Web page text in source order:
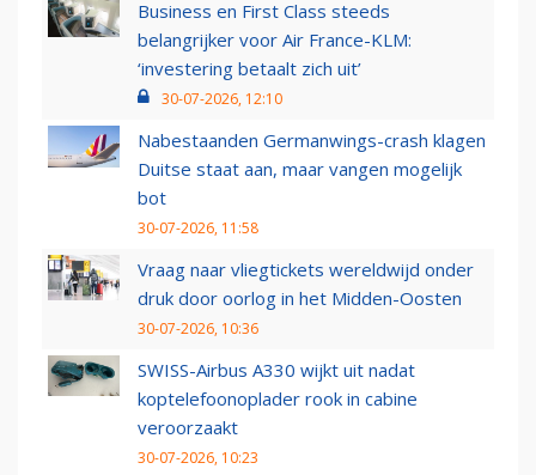
Business en First Class steeds
belangrijker voor Air France-KLM:
‘investering betaalt zich uit’
30-07-2026, 12:10
Nabestaanden Germanwings-crash klagen
Duitse staat aan, maar vangen mogelijk
bot
30-07-2026, 11:58
Vraag naar vliegtickets wereldwijd onder
druk door oorlog in het Midden-Oosten
30-07-2026, 10:36
SWISS-Airbus A330 wijkt uit nadat
koptelefoonoplader rook in cabine
veroorzaakt
30-07-2026, 10:23